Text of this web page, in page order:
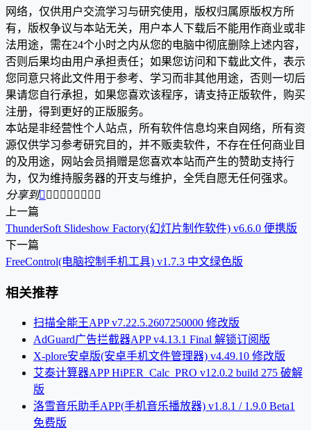
网络，仅供用户交流学习与研究使用，版权归属原版权方所
有，版权争议与本站无关，用户本人下载后不能用作商业或非
法用途，需在24个小时之内从您的电脑中彻底删除上述内容，
否则后果均由用户承担责任；如果您访问和下载此文件，表示
您同意只将此文件用于参考、学习而非其他用途，否则一切后
果请您自行承担，如果您喜欢该程序，请支持正版软件，购买
注册，得到更好的正版服务。
本站是非经营性个人站点，所有软件信息均来自网络，所有资
源仅供学习参考研究目的，并不贩卖软件，不存在任何商业目
的及用途，网站会员捐赠是您喜欢本站而产生的赞助支持行
为，仅为维持服务器的开支与维护，全凭自愿无任何强求。
分享到        
上一篇
ThunderSoft Slideshow Factory(幻灯片制作软件) v6.6.0 便携版
下一篇
FreeControl(电脑控制手机工具) v1.7.3 中文绿色版
相关推荐
扫描全能王APP v7.22.5.2607250000 修改版
AdGuard广告拦截器APP v4.13.1 Final 解锁订阅版
X-plore安卓版(安卓手机文件管理器) v4.49.10 修改版
艾泰计算器APP HiPER_Calc_PRO v12.0.2 build 275 破解
版
洛雪音乐助手APP(手机音乐播放器) v1.8.1 / 1.9.0 Beta1
免费版